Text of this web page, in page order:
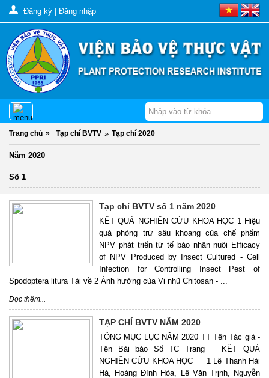
Đăng ký Đăng nhập
Trang chủ » Tạp chí BVTV » Tạp chí 2020
Năm 2020
Số 1
Tạp chí BVTV số 1 năm 2020
KẾT QUẢ NGHIÊN CỨU KHOA HỌC 1 Hiệu
quả phòng trừ sâu khoang của chế phẩm
NPV phát triển từ tế bào nhân nuôi Efficacy
of NPV Produced by Insect Cultured - Cell
Infection for Controlling Insect Pest of
Spodoptera litura Tải về 2 Ảnh hưởng của Vi nhũ Chitosan - ...
Đọc thêm...
TẠP CHÍ BVTV NĂM 2020
TỔNG MỤC LỤC NĂM 2020 TT Tên Tác giả -
Tên Bài báo Số TC Trang KẾT QUẢ
NGHIÊN CỨU KHOA HỌC 1 Lê Thanh Hải
Hà, Hoàng Đình Hòa, Lê Văn Trịnh, Nguyễn